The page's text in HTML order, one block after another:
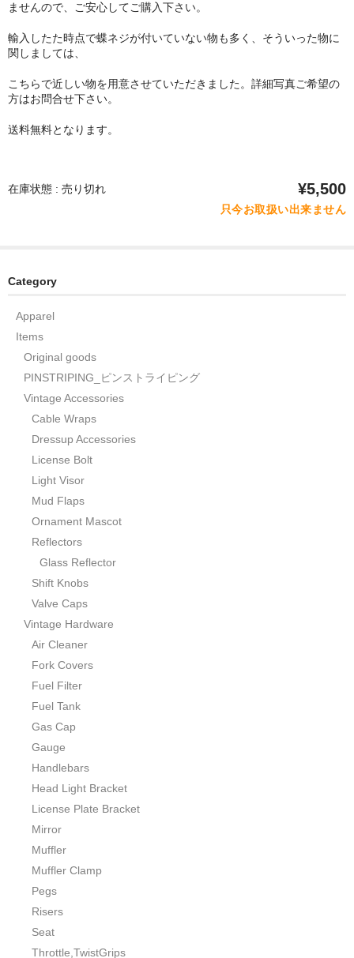
ませんので、ご安心してご購入下さい。
輸入したた時点で蝶ネジが付いていない物も多く、そういった物に
関しましては、
こちらで近しい物を用意させていただきました。詳細写真ご希望の
方はお問合せ下さい。
送料無料となります。
在庫状態 : 売り切れ ¥5,500
只今お取扱い出来ません
Category
Apparel
Items
Original goods
PINSTRIPING_ピンストライピング
Vintage Accessories
Cable Wraps
Dressup Accessories
License Bolt
Light Visor
Mud Flaps
Ornament Mascot
Reflectors
Glass Reflector
Shift Knobs
Valve Caps
Vintage Hardware
Air Cleaner
Fork Covers
Fuel Filter
Fuel Tank
Gas Cap
Gauge
Handlebars
Head Light Bracket
License Plate Bracket
Mirror
Muffler
Muffler Clamp
Pegs
Risers
Seat
Throttle,TwistGrips